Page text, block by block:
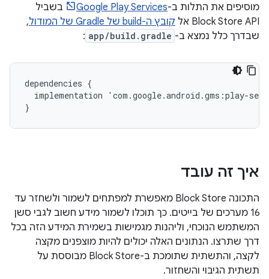
מוסיפים את התלות ב-Google Play Services
בשביל
Block Store API אל
קובץ ה-build של Gradle של המודול
,
שבדרך כלל נמצא ב- app/build.gradle
:
dependencies {
implementation
' com .google.android .gms :play-
}
איך זה עובד
התכונה Block Store מאפשרת למפתחים לשמור ולשחזר עד
16 מערכים של בייטים. כך תוכלו לשמור מידע חשוב לגבי סשן
המשתמש הנוכחי, וליהנות מגמישות בשמירת המידע הזה בכל
דרך שתרצו. הנתונים האלה יכולים להיות מוצפנים מקצה
לקצה, והתשתית שתומכת ב-Block Store מבוססת על
תשתית הגיבוי והשחזור.